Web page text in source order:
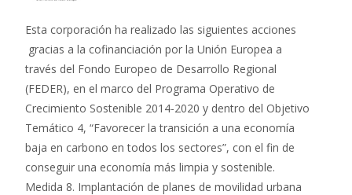
Esta corporación ha realizado las siguientes acciones
gracias a la cofinanciación por la Unión Europea a
través del Fondo Europeo de Desarrollo Regional
(FEDER), en el marco del Programa Operativo de
Crecimiento Sostenible 2014-2020 y dentro del Objetivo
Temático 4, “Favorecer la transición a una economía
baja en carbono en todos los sectores”, con el fin de
conseguir una economía más limpia y sostenible.
Medida 8. Implantación de planes de movilidad urbana